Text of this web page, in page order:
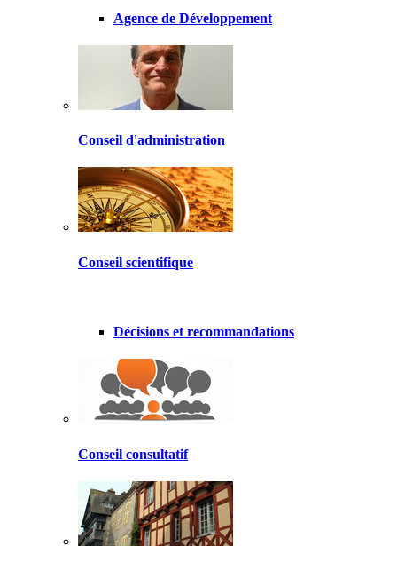
Agence de Développement
Conseil d'administration
Conseil scientifique
Décisions et recommandations
Conseil consultatif